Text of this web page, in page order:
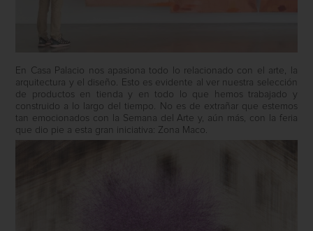
En Casa Palacio nos apasiona todo lo relacionado con el arte, la
arquitectura y el diseño. Esto es evidente al ver nuestra selección
de productos en tienda y en todo lo que hemos trabajado y
construido a lo largo del tiempo. No es de extrañar que estemos
tan emocionados con la Semana del Arte y, aún más, con la feria
que dio pie a esta gran iniciativa: Zona Maco.